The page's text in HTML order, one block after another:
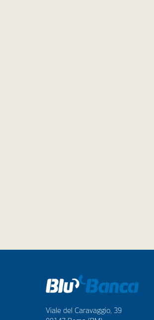
Viale del Caravaggio, 39